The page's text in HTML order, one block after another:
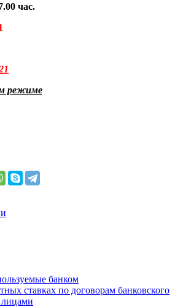
час.
режиме
банком
ставках по договорам банковского
лицами